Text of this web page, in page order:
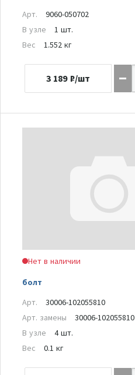
Арт.
9060-050702
В узле
1 шт.
Вес
1.552 кг
3 189 ₽/шт
Нет в наличии
болт
Арт.
30006-102055810
Арт. замены
30006-102055810
В узле
4 шт.
Вес
0.1 кг